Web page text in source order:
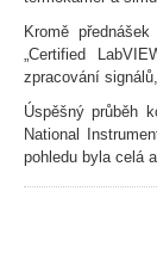
Kromě
„Certified
zpracování
Úspěšný průběh
National
pohledu byla celá